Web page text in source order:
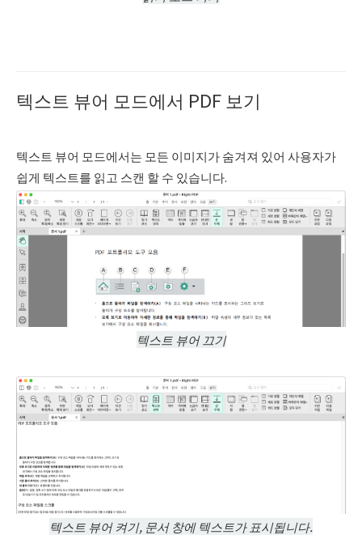
텍스트 뷰어 모드에서 PDF 보기
텍스트 뷰어 모드에서는 모든 이미지가 숨겨져 있어 사용자가
쉽게 텍스트를 읽고 스캔 할 수 있습니다.
텍스트 뷰어 끄기
텍스트 뷰어 켜기, 문서 창에 텍스트가 표시됩니다.